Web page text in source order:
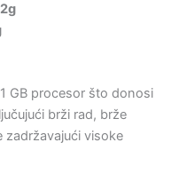
GB procesor što donosi
brži rad, brže
zadržavajući visoke